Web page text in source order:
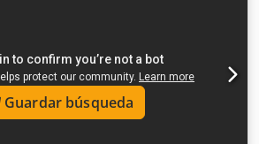
Guardar búsqueda